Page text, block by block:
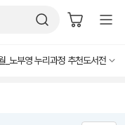
_노부영 누리과정 추천도서전